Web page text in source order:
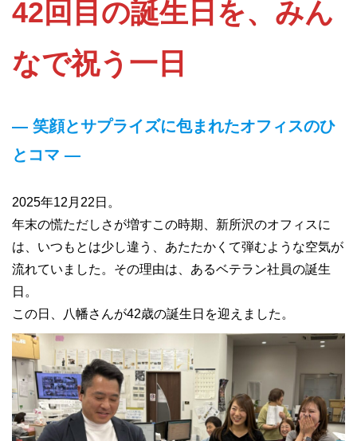
42回目の誕生日を、みん
なで祝う一日
― 笑顔とサプライズに包まれたオフィスのひ
とコマ ―
2025年12月22日。
年末の慌ただしさが増すこの時期、新所沢のオフィスに
は、いつもとは少し違う、あたたかくて弾むような空気が
流れていました。その理由は、あるベテラン社員の誕生
日。
この日、八幡さんが42歳の誕生日を迎えました。